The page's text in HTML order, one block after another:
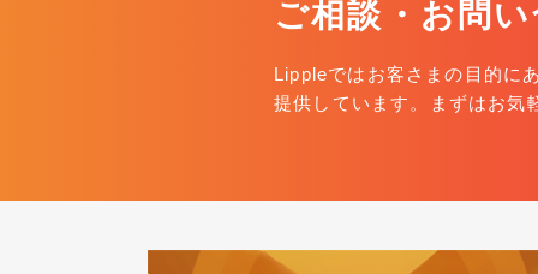
ご相談・お問
Lippleではお客さまの目的に
提供しています。まずはお気